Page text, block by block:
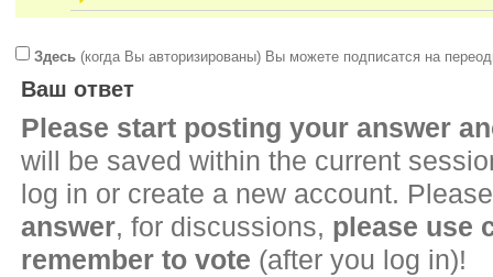
Здесь (когда Вы авторизированы) Вы можете подписатся на
Ваш ответ
Please start posting your answer
will be saved within the current
log in or create a new account.
answer, for discussions, please use
remember to vote (after you log in)!